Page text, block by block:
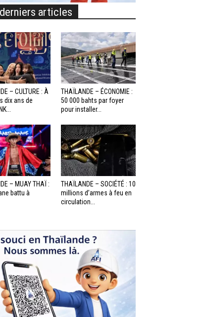
articles
– CULTURE : À
dix ans de
THAÏLANDE – ÉCONOMIE :
50 000 bahts par foyer
pour installer...
– MUAY THAÏ :
battu à
THAÏLANDE – SOCIÉTÉ : 10
millions d’armes à feu en
circulation...